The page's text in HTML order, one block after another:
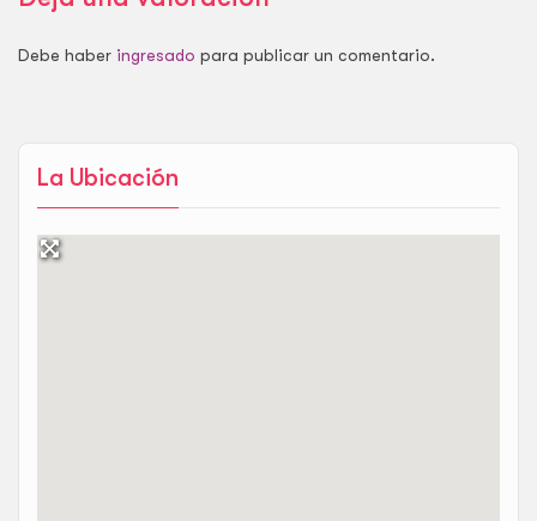
La Ubicación
Debe haber ingresado para publicar un comentario.